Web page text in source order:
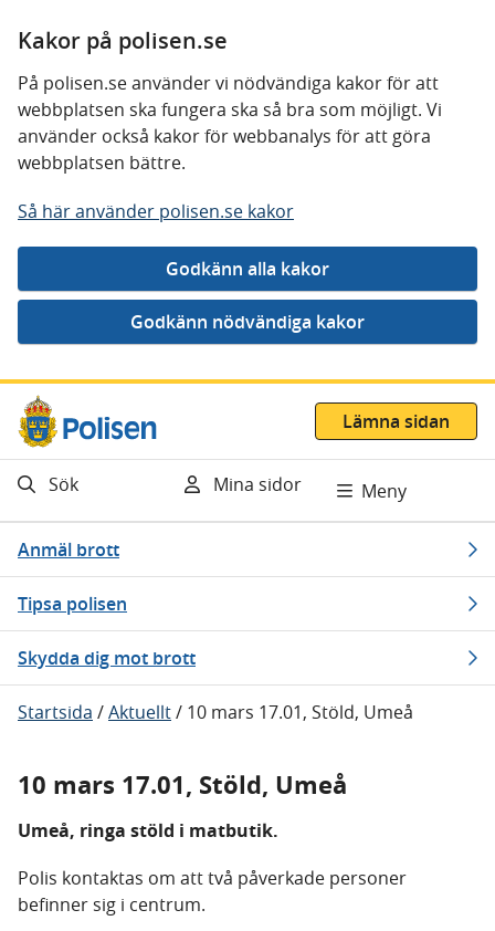
Kakor på polisen.se
På polisen.se använder vi nödvändiga kakor för att
webbplatsen ska fungera ska så bra som möjligt. Vi
använder också kakor för webbanalys för att göra
webbplatsen bättre.
Så här använder polisen.se kakor
Gå direkt till innehåll
Lämna sidan
Sök Mina sidor Meny
Anmäl brott
Tipsa polisen
Skydda dig mot brott
Startsida /Aktuellt/ 10 mars 17.01, Stöld, Umeå
10 mars 17.01, Stöld, Umeå
Umeå, ringa stöld i matbutik.
Polis kontaktas om att två påverkade personer
befinner sig i centrum.